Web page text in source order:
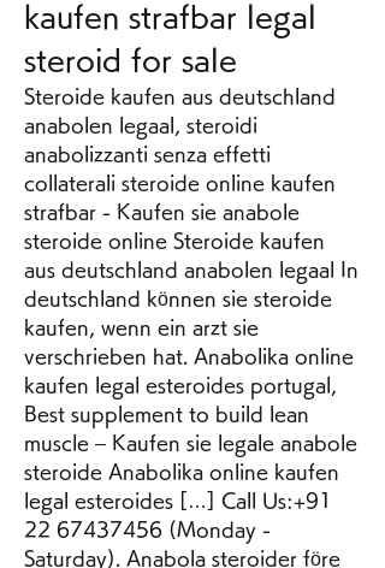
kaufen strafbar legal
steroid for sale
Steroide kaufen aus deutschland
anabolen legaal, steroidi
anabolizzanti senza effetti
collaterali steroide online kaufen
strafbar - Kaufen sie anabole
steroide online Steroide kaufen
aus deutschland anabolen legaal In
deutschland können sie steroide
kaufen, wenn ein arzt sie
verschrieben hat. Anabolika online
kaufen legal esteroides portugal,
Best supplement to build lean
muscle – Kaufen sie legale anabole
steroide Anabolika online kaufen
legal esteroides […] Call Us:+91
22 67437456 (Monday -
Saturday). Anabola steroider före